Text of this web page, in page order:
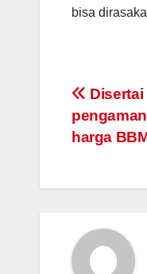
bisa
Post
harga